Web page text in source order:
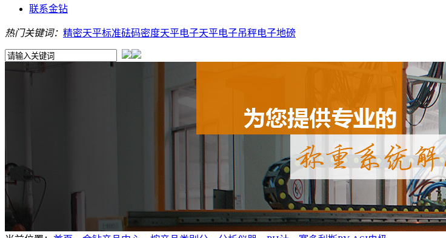
联系金钻
热门关键词： 精密天平标准砝码密度天平电子天平电子吊秤电子地磅